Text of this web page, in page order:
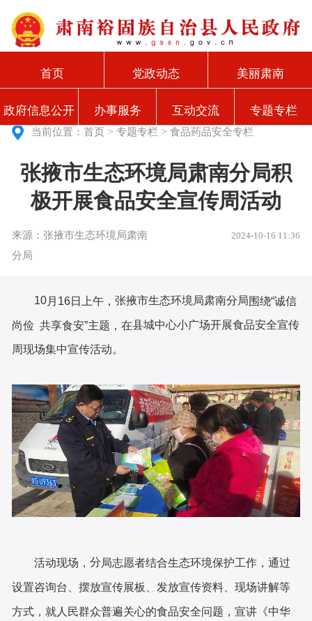
首页 党政动态 美丽肃南
政府信息公开 办事服务 互动交流 专题专栏
当前位置：首页 >专题专栏 >食品药品安全专栏
张掖市生态环境局肃南分局积
极开展食品安全宣传周活动
来源：张掖市生态环境局肃南
分局
2024-10-16 11:36
10月 16日上午，张掖市生态环境局肃南分局围绕“诚信
尚俭 共享食安”主题，在县城中心小广场开展食品安全宣传
周现场集中宣传活动。
活动现场，分局志愿者结合生态环境保护工作，通过
设置咨询台、摆放宣传展板、发放宣传资料、现场讲解等
方式，就人民群众普遍关心的食品安全问题，宣讲《中华